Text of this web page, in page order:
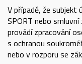
V případě, že subjekt
SPORT nebo
provádí zpracování
s ochranou
nebo v rozporu se